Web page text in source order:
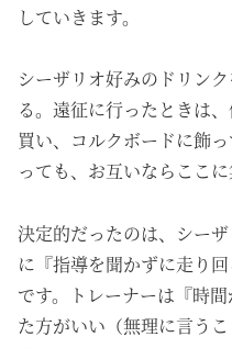
していきます。
シーザリオ好みのドリン
る。 遠征に行ったときは
買い、コルクボードに飾
っても、お互いならここ
決定的だったのは、シー
に『指導を聞かずに走り
です。トレーナーは『時
た方がいい（無理に言う